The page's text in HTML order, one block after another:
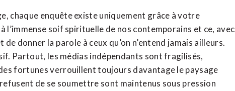
chaque enquête existe uniquement grâce à votre
l’immense soif spirituelle de nos contemporains et ce, avec
de donner la parole à ceux qu’on n’entend jamais ailleurs.
Partout, les médias indépendants sont fragilisés,
fortunes verrouillent toujours davantage le paysage
de se soumettre sont maintenus sous pression